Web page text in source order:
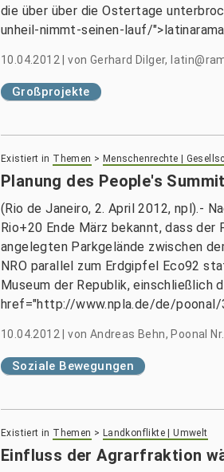
die über über die Ostertage
unheil-nimmt-seinen-lauf/
10.04.2012 |von Gerhard Dilger,
Großprojekte
Existiert in Themen > Menschenrechte |
Planung des People's
(Rio de Janeiro, 2. April 2012, npl).-
Rio+20 Ende März bekannt, dass
angelegten Parkgelände zwischen
NRO parallel zum Erdgipfel Eco92
Museum der Republik, einschließlich
href="http://www.npla.de/de/poonal/
10.04.2012 |von Andreas Behn, Poonal
Soziale Bewegungen
Existiert in Themen > Landkonflikte | Umwelt
Einfluss der Agrarfraktion